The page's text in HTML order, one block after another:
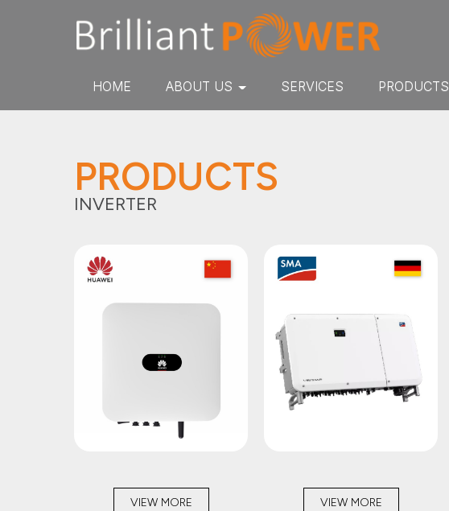
HOME ABOUT US SERVICES PRODUCTS
PRODUCTS
INVERTER
VIEW MORE VIEW MORE